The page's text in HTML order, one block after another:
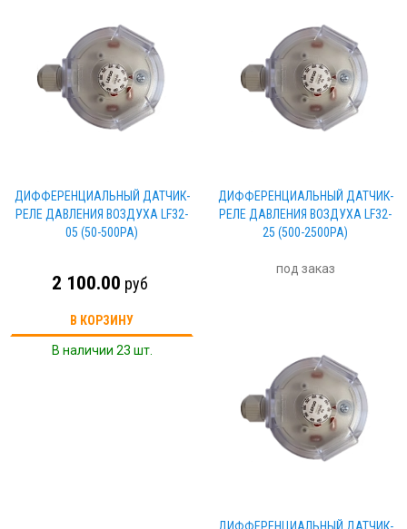
ДИФФЕРЕНЦИАЛЬНЫЙ ДАТЧИК-
РЕЛЕ ДАВЛЕНИЯ ВОЗДУХА LF32-
05 (50-500PA)
2 100.00 руб
В КОРЗИНУ
В наличии 23 шт.
ДИФФЕРЕНЦИАЛЬНЫЙ ДАТЧИК-
РЕЛЕ ДАВЛЕНИЯ ВОЗДУХА LF32-
25 (500-2500PA)
под заказ